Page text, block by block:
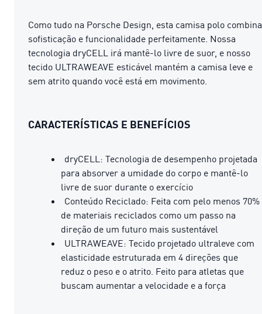
Como tudo na Porsche Design, esta camisa polo combina
sofisticação e funcionalidade perfeitamente. Nossa
tecnologia dryCELL irá mantê-lo livre de suor, e nosso
tecido ULTRAWEAVE esticável mantém a camisa leve e
sem atrito quando você está em movimento.
CARACTERÍSTICAS E BENEFÍCIOS
dryCELL: Tecnologia de desempenho projetada
para absorver a umidade do corpo e mantê-lo
livre de suor durante o exercício
Conteúdo Reciclado: Feita com pelo menos 70%
de materiais reciclados como um passo na
direção de um futuro mais sustentável
ULTRAWEAVE: Tecido projetado ultraleve com
elasticidade estruturada em 4 direções que
reduz o peso e o atrito. Feito para atletas que
buscam aumentar a velocidade e a força